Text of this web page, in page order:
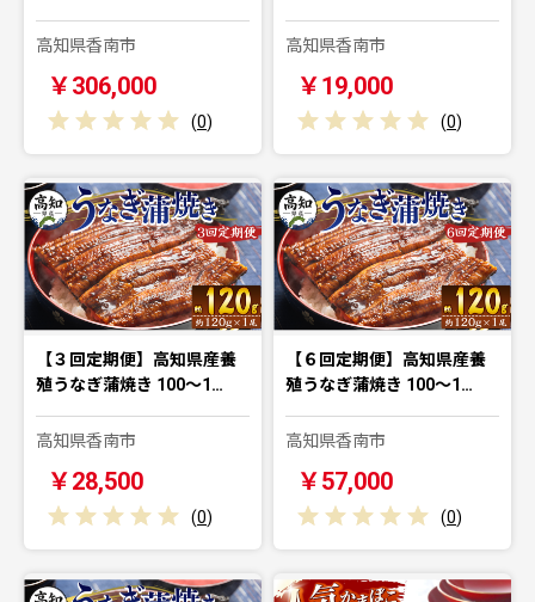
高知県香南市
￥306,000
(0)
高知県香南市
￥19,000
(0)
【３回定期便】高知県産養
殖うなぎ蒲焼き 100～1…
高知県香南市
￥28,500
(0)
【６回定期便】高知県産養
殖うなぎ蒲焼き 100～1…
高知県香南市
￥57,000
(0)